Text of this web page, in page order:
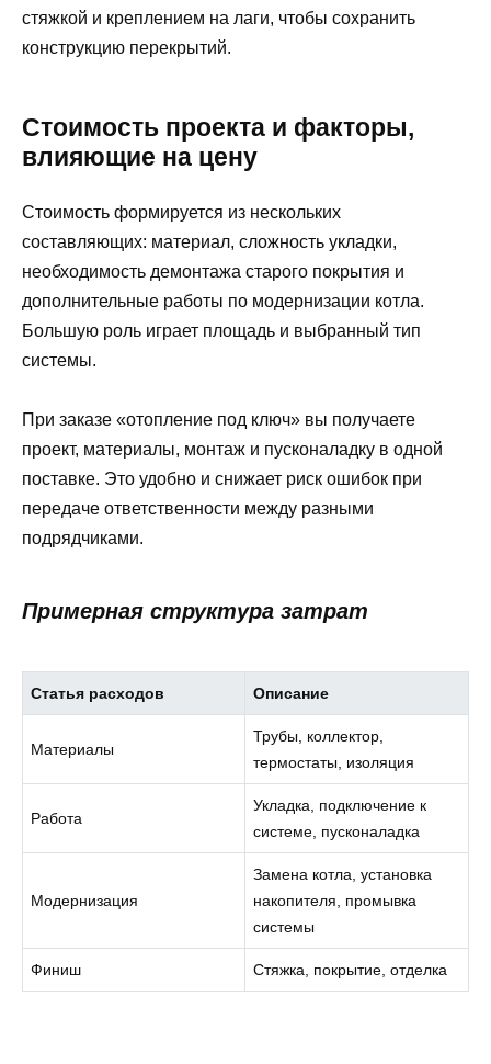
стяжкой и креплением на лаги, чтобы сохранить
конструкцию перекрытий.
Стоимость проекта и факторы,
влияющие на цену
Стоимость формируется из нескольких
составляющих: материал, сложность укладки,
необходимость демонтажа старого покрытия и
дополнительные работы по модернизации котла.
Большую роль играет площадь и выбранный тип
системы.
При заказе «отопление под ключ» вы получаете
проект, материалы, монтаж и пусконаладку в одной
поставке. Это удобно и снижает риск ошибок при
передаче ответственности между разными
подрядчиками.
Примерная структура затрат
Статья расходов Описание
Материалы
Трубы, коллектор,
термостаты, изоляция
Работа
Укладка, подключение к
системе, пусконаладка
Модернизация
Замена котла, установка
накопителя, промывка
системы
Финиш Стяжка, покрытие, отделка